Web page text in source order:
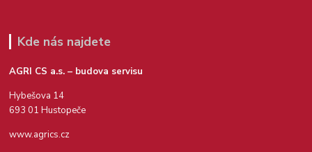
Kde nás najdete
AGRI CS a.s. – budova servisu
Hybešova 14
693 01 Hustopeče
www.agrics.cz